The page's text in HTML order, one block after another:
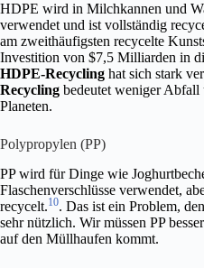
HDPE wird in Milchkannen und
verwendet und ist vollständig
am zweithäufigsten recycelte
Investition von $7,5 Milliarden in
HDPE-Recycling hat sich stark
Recycling bedeutet weniger Abfall
Planeten.
Polypropylen (PP)
PP wird für Dinge wie
Flaschenverschlüsse verwendet,
recycelt.10. Das ist ein Problem,
sehr nützlich. Wir müssen PP
auf den Müllhaufen kommt.